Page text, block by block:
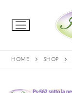
HOME SHOP